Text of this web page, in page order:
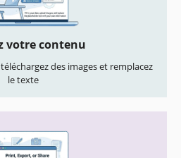
votre contenu
des images et remplacez
le texte